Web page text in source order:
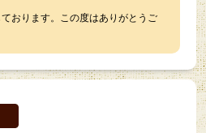
おります。この度はありがとうご